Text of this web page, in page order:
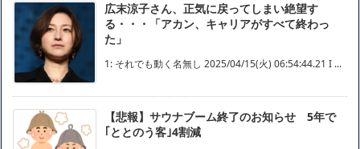
広末涼子さん、正気に戻ってしまい絶望す
る・・・「アカン、キャリアがすべて終わっ
た」
1: それでも動く名無し 2025/04/15(火) 06:54:44.21 I ...
【悲報】サウナブーム終了のお知らせ 5年で
｢ととのう客｣4割減